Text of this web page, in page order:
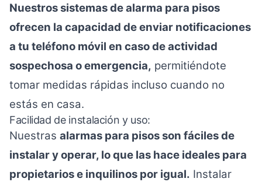
Nuestros sistemas de alarma para pisos
ofrecen la capacidad de enviar notificaciones
a tu teléfono móvil en caso de actividad
sospechosa o emergencia, permitiéndote
tomar medidas rápidas incluso cuando no
estás en casa.
Facilidad de instalación y uso:
Nuestras alarmas para pisos son fáciles de
instalar y operar, lo que las hace ideales para
propietarios e inquilinos por igual. Instalar